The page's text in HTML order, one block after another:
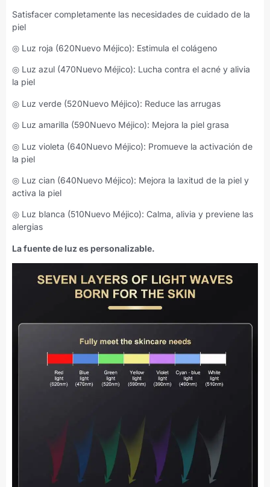
Satisfacer completamente las necesidades de cuidado de la
piel
◎ Luz roja (620Nuevo Méjico): Estimula el colágeno
◎ Luz azul (470Nuevo Méjico): Lucha contra el acné y alivia
la piel
◎ Luz verde (520Nuevo Méjico): Reduce las arrugas
◎ Luz amarilla (590Nuevo Méjico): Mejora la piel grasa
◎ Luz violeta (640Nuevo Méjico): Promueve la activación de
la piel
◎ Luz cian (640Nuevo Méjico): Mejora la laxitud de la piel y
activa la piel
◎ Luz blanca (510Nuevo Méjico): Calma, alivia y previene las
alergias
La fuente de luz es personalizable.